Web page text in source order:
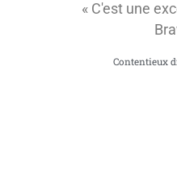
« C'est une
Contentieux